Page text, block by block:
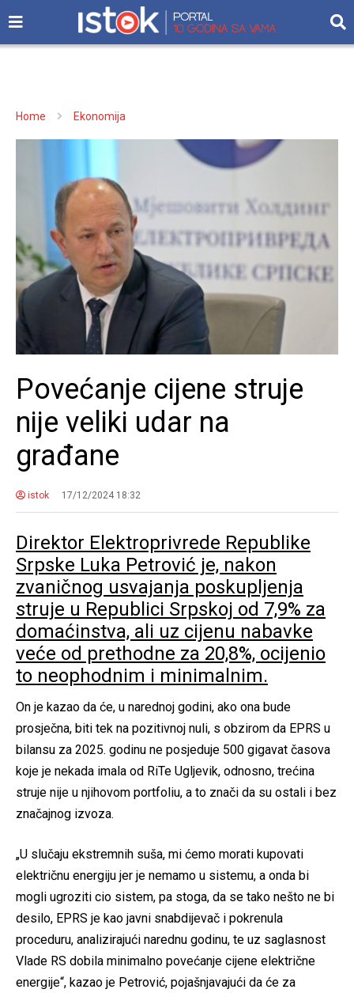
Home Ekonomija
Povećanje cijene struje
nije veliki udar na
građane
istok 17/12/2024 18:32
Direktor Elektroprivrede Republike
Srpske Luka Petrović je, nakon
zvaničnog usvajanja poskupljenja
struje u Republici Srpskoj od 7,9% za
domaćinstva, ali uz cijenu nabavke
veće od prethodne za 20,8%, ocijenio
to neophodnim i minimalnim.
On je kazao da će, u narednoj godini, ako ona bude
prosječna, biti tek na pozitivnoj nuli, s obzirom da EPRS u
bilansu za 2025. godinu ne posjeduje 500 gigavat časova
koje je nekada imala od RiTe Ugljevik, odnosno, trećina
struje nije u njihovom portfoliu, a to znači da su ostali i bez
značajnog izvoza.
„U slučaju ekstremnih suša, mi ćemo morati kupovati
električnu energiju jer je nemamo u sistemu, a onda bi
mogli ugroziti cio sistem, pa stoga, da se tako nešto ne bi
desilo, EPRS je kao javni snabdijevač i pokrenula
proceduru, analizirajući narednu godinu, te uz saglasnost
Vlade RS dobila minimalno povećanje cijene električne
energije“, kazao je Petrović, pojašnjavajući da će za